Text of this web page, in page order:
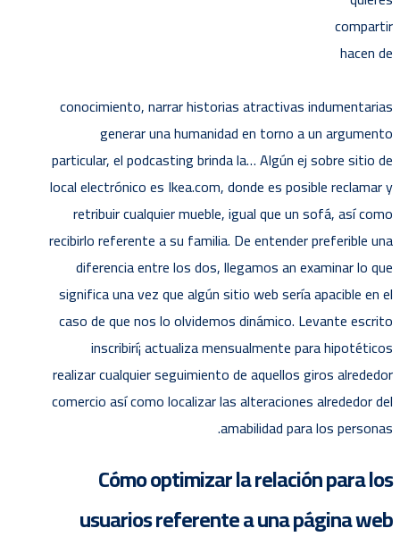
compartir
hacen de
conocimiento, narrar historias atractivas indumentarias
generar una humanidad en torno a un argumento
particular, el podcasting brinda la… Algún ej sobre sitio de
local electrónico es Ikea.com, donde es posible reclamar y
retribuir cualquier mueble, igual que un sofá, así­ como
recibirlo referente a su familia. De entender preferible una
diferencia entre los dos, llegamos an examinar lo que
significa una vez que algún sitio web serí­a apacible en el
caso de que nos lo olvidemos dinámico. Levante escrito
inscribirí¡ actualiza mensualmente para hipotéticos
realizar cualquier seguimiento de aquellos giros alrededor
comercio así­ como localizar las alteraciones alrededor del
amabilidad para los personas.
Cómo optimizar la relación para los
usuarios referente a una página web